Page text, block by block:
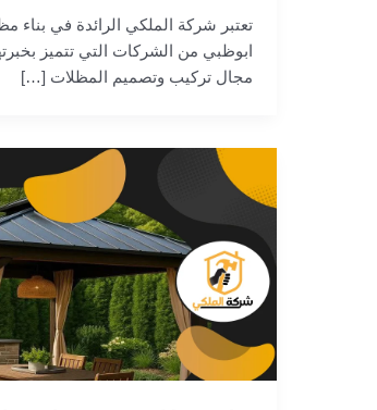
تعتبر شركة الملكي الرائدة في بناء
ابوظبي من الشركات التي تتميز
مجال تركيب وتصميم المظلات […]